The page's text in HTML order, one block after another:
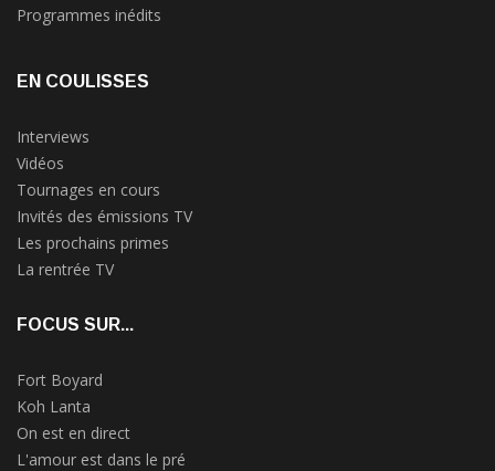
Programmes inédits
EN COULISSES
Interviews
Vidéos
Tournages en cours
Invités des émissions TV
Les prochains primes
La rentrée TV
FOCUS SUR...
Fort Boyard
Koh Lanta
On est en direct
L'amour est dans le pré